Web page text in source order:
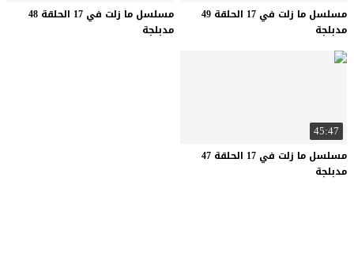
مسلسل ما زلت في 17 الحلقة 49
مدبلجة
مسلسل ما زلت في 17 الحلقة 48
مدبلجة
45:47
مسلسل ما زلت في 17 الحلقة 47
مدبلجة